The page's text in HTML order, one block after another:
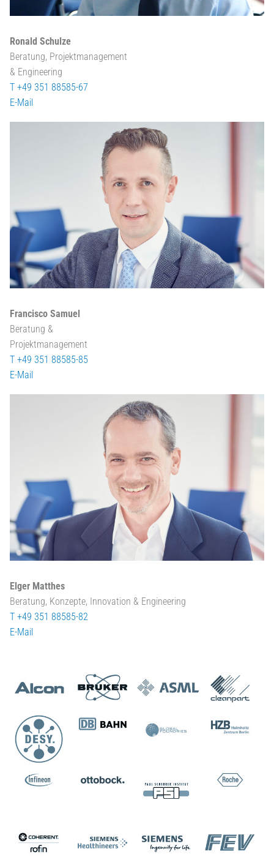
Ronald Schulze
Beratung, Projektmanagement
& Engineering
T +49 351 88585-67
E-Mail
Francisco Samuel
Beratung &
Projektmanagement
T +49 351 88585-85
E-Mail
Elger Matthes
Beratung, Konzepte, Innovation & Engineering
T +49 351 88585-82
E-Mail